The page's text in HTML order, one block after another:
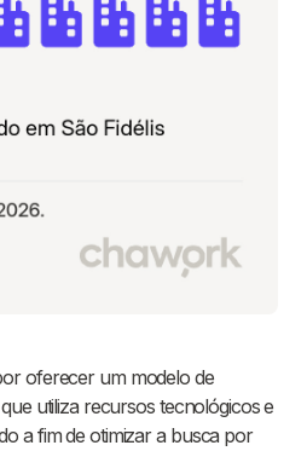
oferecer um modelo de
utiliza recursos tecnológicos e
a fim de otimizar a busca por